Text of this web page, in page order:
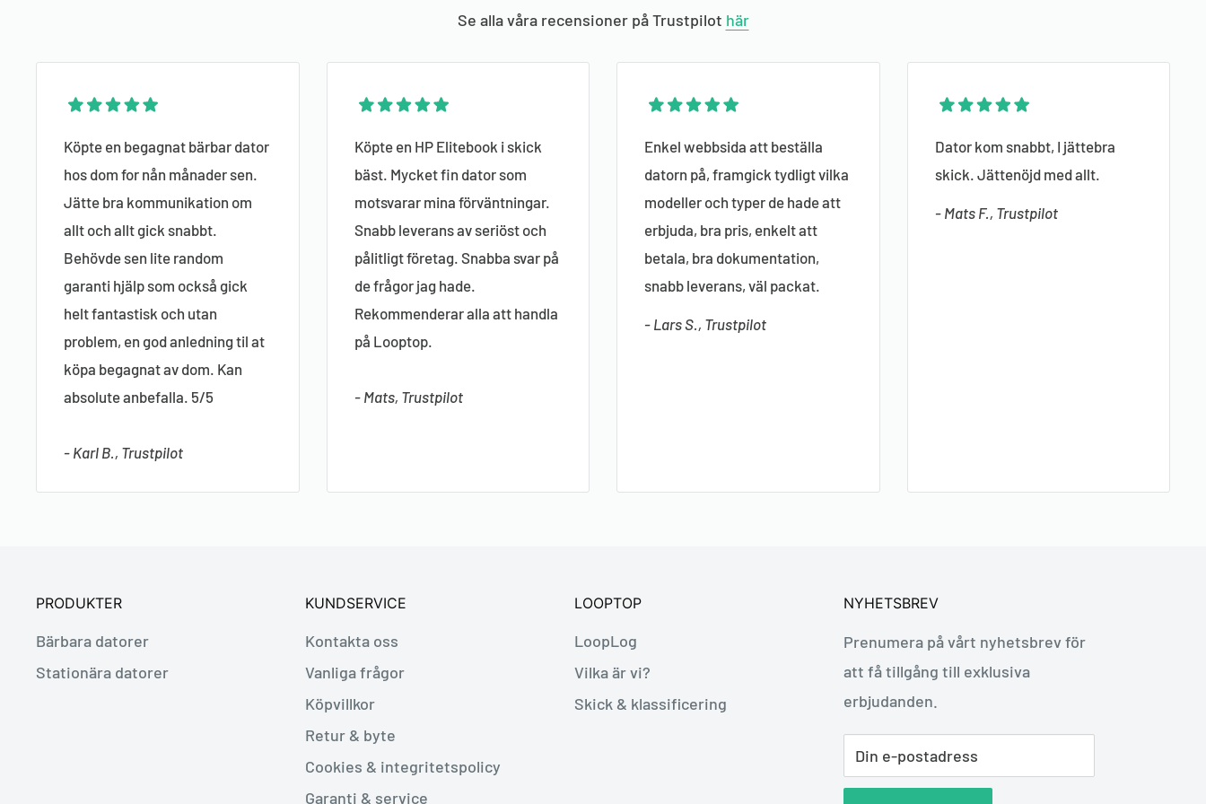
Se alla våra recensioner på Trustpilot här
Köpte en begagnat bärbar dator
hos dom for nån månader sen.
Jätte bra kommunikation om
allt och allt gick snabbt.
Behövde sen lite random
garanti hjälp som också gick
helt fantastisk och utan
problem, en god anledning til at
köpa begagnat av dom. Kan
absolute anbefalla. 5/5
- Karl B., Trustpilot
Köpte en HP Elitebook i skick
bäst. Mycket fin dator som
motsvarar mina förväntningar.
Snabb leverans av seriöst och
pålitligt företag. Snabba svar på
de frågor jag hade.
Rekommenderar alla att handla
på Looptop.
- Mats, Trustpilot
Enkel webbsida att beställa
datorn på, framgick tydligt vilka
modeller och typer de hade att
erbjuda, bra pris, enkelt att
betala, bra dokumentation,
snabb leverans, väl packat.
- Lars S., Trustpilot
Dator kom snabbt, I jättebra
skick. Jättenöjd med allt.
- Mats F., Trustpilot
PRODUKTER
Bärbara datorer
Stationära datorer
KUNDSERVICE
Kontakta oss
Vanliga frågor
Köpvillkor
Retur & byte
Cookies & integritetspolicy
Garanti & service
LOOPTOP
LoopLog
Vilka är vi?
Skick & klassificering
NYHETSBREV
Prenumera på vårt nyhetsbrev för
att få tillgång till exklusiva
erbjudanden.
Din e-postadress